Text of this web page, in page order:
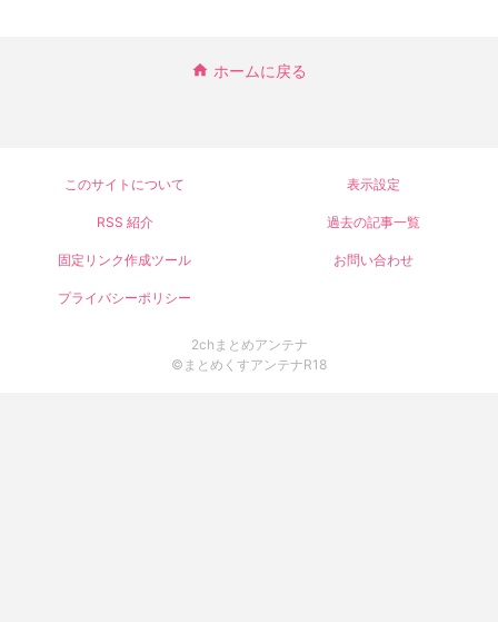
ホームに戻る
このサイトについて 表示設定
RSS 紹介 過去の記事一覧
固定リンク作成ツール お問い合わせ
プライバシーポリシー
2chまとめアンテナ
©まとめくすアンテナR18